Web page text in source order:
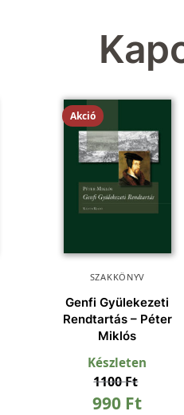
Akció
SZAKKÖNYV
Genfi Gyülekezeti
Rendtartás – Péter
Miklós
Készleten
1100Ft
990 Ft